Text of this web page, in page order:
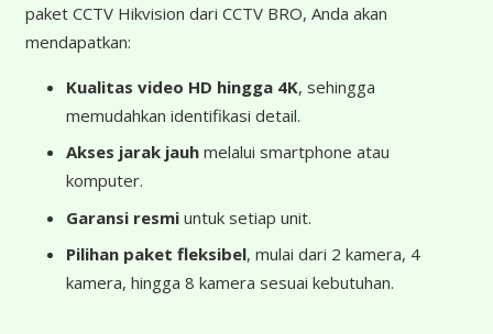
paket CCTV Hikvision dari CCTV BRO, Anda akan
mendapatkan:
Kualitas video HD hingga 4K, sehingga
memudahkan identifikasi detail.
Akses jarak jauh melalui smartphone atau
komputer.
Garansi resmi untuk setiap unit.
Pilihan paket fleksibel, mulai dari 2 kamera, 4
kamera, hingga 8 kamera sesuai kebutuhan.